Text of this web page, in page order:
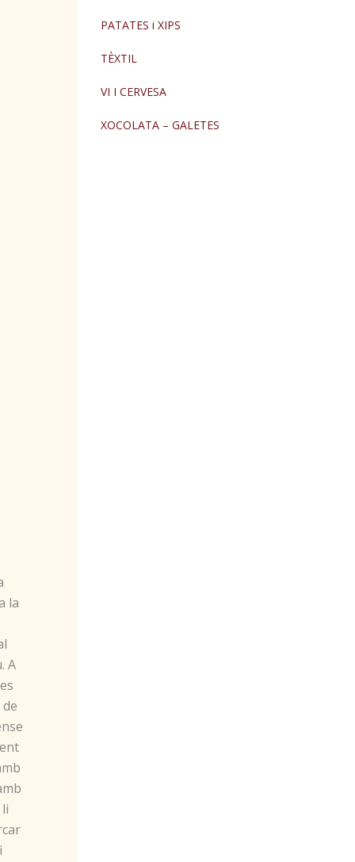
la
A
PATATES i XIPS
TÈXTIL
VI I CERVESA
XOCOLATA – GALETES